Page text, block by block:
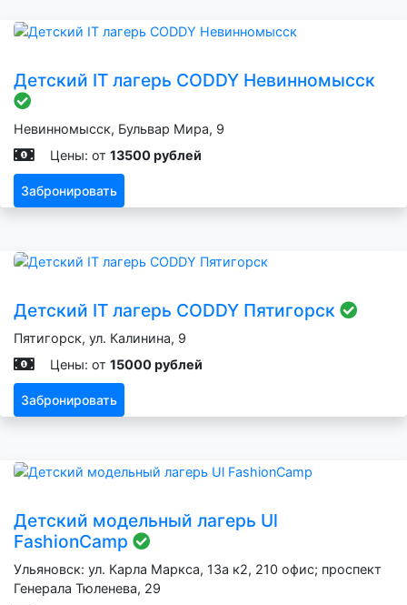
Детский IT лагерь CODDY Невинномысск
Невинномысск, Бульвар Мира, 9
Цены: от 13500 рублей
Забронировать
Детский IT лагерь CODDY Пятигорск
Пятигорск, ул. Калинина, 9
Цены: от 15000 рублей
Забронировать
Детский модельный лагерь Ul
FashionCamp
Ульяновск: ул. Карла Маркса, 13а к2, 210 офис; проспект
Генерала Тюленева, 29